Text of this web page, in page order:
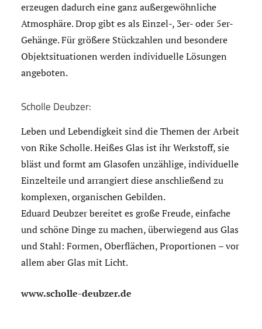
erzeugen dadurch eine ganz außergewöhnliche
Atmosphäre. Drop gibt es als Einzel-, 3er- oder 5er-
Gehänge. Für größere Stückzahlen und besondere
Objektsituationen werden individuelle Lösungen
angeboten.
Scholle Deubzer:
Leben und Lebendigkeit sind die Themen der Arbeit
von Rike Scholle. Heißes Glas ist ihr Werkstoff, sie
bläst und formt am Glasofen unzählige, individuelle
Einzelteile und arrangiert diese anschließend zu
komplexen, organischen Gebilden.
Eduard Deubzer bereitet es große Freude, einfache
und schöne Dinge zu machen, überwiegend aus Glas
und Stahl: Formen, Oberflächen, Proportionen – vor
allem aber Glas mit Licht.
www.scholle-deubzer.de